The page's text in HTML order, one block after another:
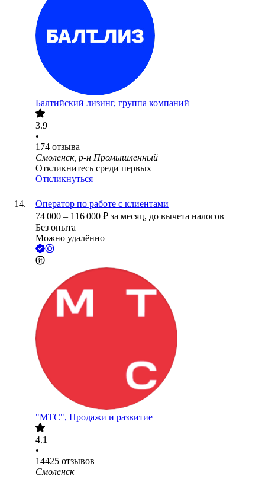
Балтийский лизинг, группа компаний
3.9
•
174 отзыва
Смоленск, р-н Промышленный
Откликнитесь среди первых
Откликнуться
Оператор по работе с клиентами
74 000 – 116 000 ₽ за месяц, до вычета налогов
Без опыта
Можно удалённо
"МТС", Продажи и развитие
4.1
•
14425 отзывов
Смоленск